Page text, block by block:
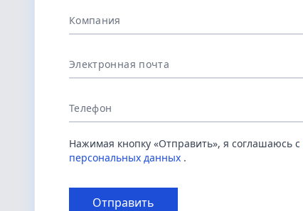
Компания
Электронная почта
Телефон
Нажимая кнопку «Отправить», я соглашаюсь с
персональных данных .
Отправить